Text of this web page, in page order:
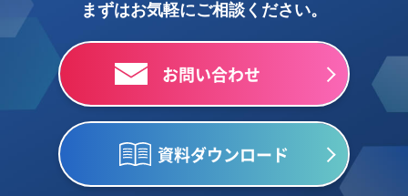
まずはお気軽にご相談ください。
お問い合わせ
資料ダウンロード